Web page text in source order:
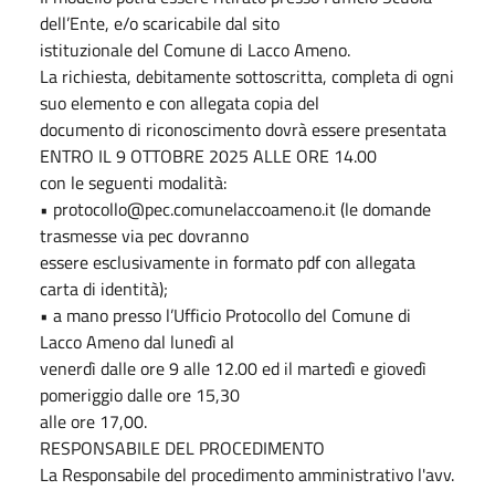
dell’Ente, e/o scaricabile dal sito
istituzionale del Comune di Lacco Ameno.
La richiesta, debitamente sottoscritta, completa di ogni
suo elemento e con allegata copia del
documento di riconoscimento dovrà essere presentata
ENTRO IL 9 OTTOBRE 2025 ALLE ORE 14.00
con le seguenti modalità:
• protocollo@pec.comunelaccoameno.it (le domande
trasmesse via pec dovranno
essere esclusivamente in formato pdf con allegata
carta di identità);
• a mano presso l’Ufficio Protocollo del Comune di
Lacco Ameno dal lunedì al
venerdì dalle ore 9 alle 12.00 ed il martedì e giovedì
pomeriggio dalle ore 15,30
alle ore 17,00.
RESPONSABILE DEL PROCEDIMENTO
La Responsabile del procedimento amministrativo l'avv.